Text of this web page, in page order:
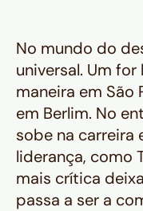
No mundo do
universal. Um
maneira em São
em Berlim. No
sobe na carreira
liderança, como
mais crítica
passa a ser a